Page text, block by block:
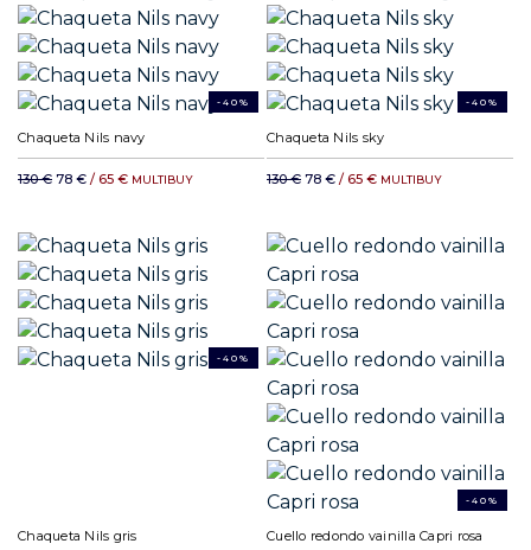
-40%
Chaqueta Nils navy
130 € 78 € / 65 € MULTIBUY
-40%
Chaqueta Nils sky
130 € 78 € / 65 € MULTIBUY
-40%
Chaqueta Nils gris
-40%
Cuello redondo vainilla Capri rosa